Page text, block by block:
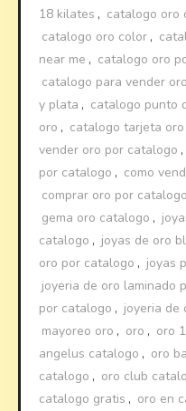
18 kilates , catalogo oro
catalogo oro color ,
near me , catalogo oro
catalogo para vender oro
y plata , catalogo punto
oro , catalogo tarjeta
vender oro por catalogo ,
por catalogo , como
comprar oro por catalogo
gema oro catalogo ,
catalogo , joyas de oro
oro por catalogo , joyas
joyeria de oro laminado
por catalogo , joyeria de
mayoreo oro , oro , oro
angelus catalogo , oro
catalogo , oro club
catalogo gratis , oro en